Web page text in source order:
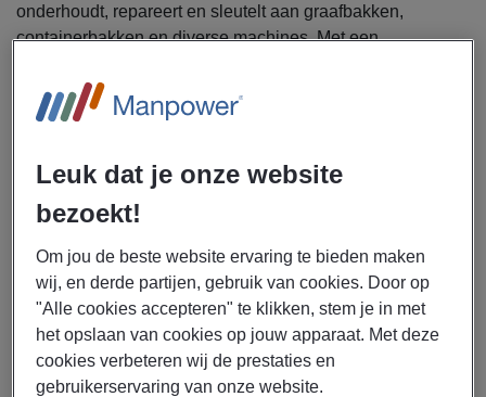
onderhoudt, repareert en sleutelt aan graafbakken,
containerbakken en diverse machines. Met een
pensioenopbouw, verdien je goed en bouw je aan je
toekomst. Klaar om jouw technische skills in te zetten?
Uitzendbureau Manpower zoekt een allround
metaalbewerker voor een constructiewerkplaats in
Utrecht.
Als allround metaalbewerker ga jij je bezig houden met de
volgende werkzaamheden:
Uitvoeren van las- en sleutelwerkzaamheden aan
installaties en machines
Leuk dat je onze website
bezoekt!
Om jou de beste website ervaring te bieden maken
wij, en derde partijen, gebruik van cookies. Door op
"Alle cookies accepteren" te klikken, stem je in met
het opslaan van cookies op jouw apparaat. Met deze
cookies verbeteren wij de prestaties en
gebruikerservaring van onze website.